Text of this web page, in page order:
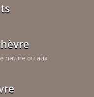
nature ou aux